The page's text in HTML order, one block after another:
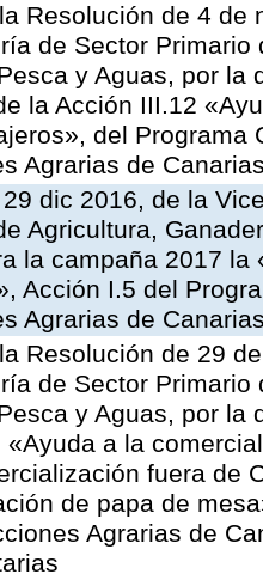
Resolución de 4 de
de Sector
y Aguas, por la
la Acción III.12
del Programa
Agrarias de
dic 2016, de la
Agricultura,
la campaña 2017
Acción I.5 del
Agrarias de
Resolución de 29
de Sector
y Aguas, por la
«Ayuda a la
fuera de
de papa de
Agrarias de